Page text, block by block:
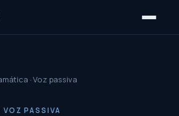
· Voz passiva
VOZ PASSIVA